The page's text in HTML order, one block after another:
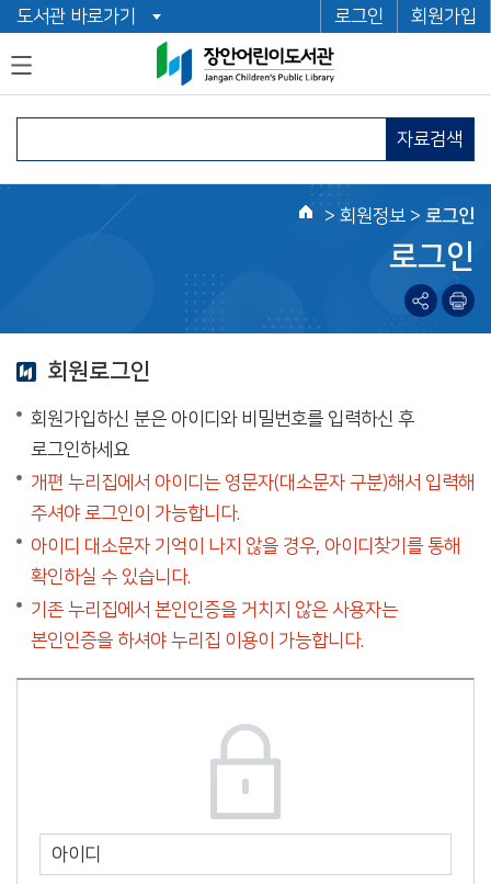
도서관 바로가기 로그인 회원가입
자료검색
> 회원정보 > 로그인
로그인
회원로그인
회원가입하신 분은 아이디와 비밀번호를 입력하신 후
로그인하세요
개편 누리집에서 아이디는 영문자(대소문자 구분)해서 입력해
주셔야 로그인이 가능합니다.
아이디 대소문자 기억이 나지 않을 경우, 아이디찾기를 통해
확인하실 수 있습니다.
기존 누리집에서 본인인증을 거치지 않은 사용자는
본인인증을 하셔야 누리집 이용이 가능합니다.